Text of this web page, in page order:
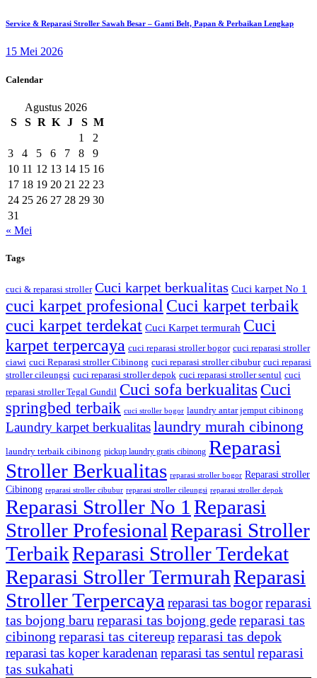
Service & Reparasi Stroller Sawah Besar – Ganti Belt, Papan & Perbaikan Lengkap
15 Mei 2026
Calendar
Agustus 2026
S
S R K J S M
1
2
3
4 5 6 7 8
9
10 11 12 13 14 15 16
17 18 19 20 21 22 23
24 25 26 27 28 29 30
31
« Mei
Tags
cuci & reparasi stroller Cuci karpet berkualitas Cuci karpet No 1
cuci karpet profesional Cuci karpet terbaik
cuci karpet terdekat Cuci Karpet termurah Cuci
karpet terpercaya cuci reparasi stroller bogor cuci reparasi stroller
ciawi cuci Reparasi stroller Cibinong cuci reparasi stroller cibubur cuci reparasi
stroller cileungsi cuci reparasi stroller depok cuci reparasi stroller sentul cuci
reparasi stroller Tegal Gundil Cuci sofa berkualitas Cuci
springbed terbaik cuci stroller bogor laundry antar jemput cibinong
Laundry karpet berkualitaslaundry murah cibinong
laundry terbaik cibinong pickup laundry gratis cibinong Reparasi
Stroller Berkualitas reparasi stroller bogor Reparasi stroller
Cibinong reparasi stroller cibubur reparasi stroller cileungsi reparasi stroller depok
Reparasi Stroller No 1 Reparasi
Stroller ProfesionalReparasi Stroller
TerbaikReparasi Stroller Terdekat
Reparasi Stroller TermurahReparasi
Stroller Terpercaya reparasi tas bogorreparasi
tas bojong baru reparasi tas bojong gedereparasi tas
cibinong reparasi tas citereupreparasi tas depok
reparasi tas koper karadenan reparasi tas sentul reparasi
tas sukahati